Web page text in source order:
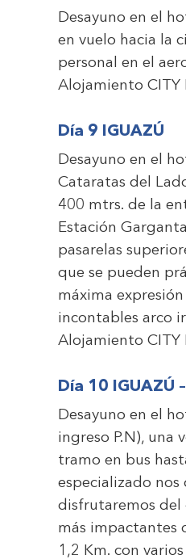
Desayuno en el
en vuelo hacia la
personal en el
Alojamiento CITY
Día 9 IGUAZÚ
Desayuno en el
Cataratas del
400 mtrs. de la
Estación
pasarelas
que se pueden
máxima
incontables arco
Alojamiento CITY
Día 10 IGUAZÚ
Desayuno en el
ingreso P.N), una
tramo en bus
especializado nos
disfrutaremos del
más impactantes
1,2 Km. con